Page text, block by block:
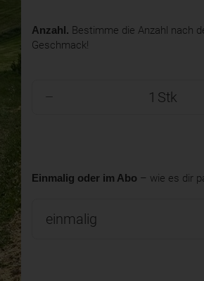
Anzahl. Bestimme die Anzahl nach
Geschmack!
Stk
Einmalig oder im Abo – wie es dir